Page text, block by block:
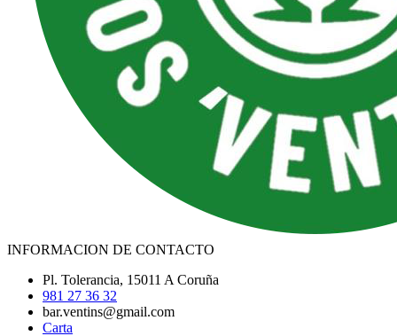
INFORMACION DE CONTACTO
Pl. Tolerancia, 15011 A Coruña
981 27 36 32
bar.ventins@gmail.com
Carta